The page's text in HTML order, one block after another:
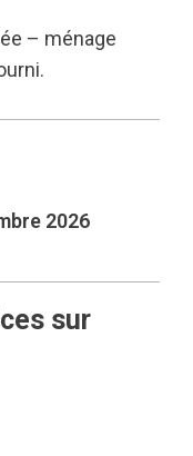
– ménage
2026
sur